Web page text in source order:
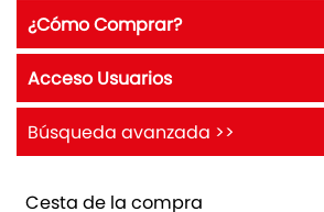
¿Cómo Comprar?
Acceso Usuarios
Búsqueda avanzada >>
Cesta de la compra